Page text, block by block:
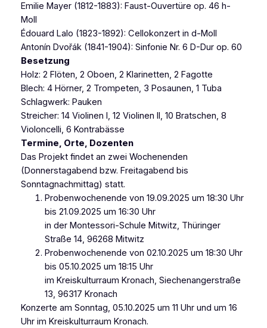
Emilie Mayer (1812-1883): Faust-Ouvertüre op. 46 h-
Moll
Édouard Lalo (1823-1892): Cellokonzert in d-Moll
Antonín Dvořák (1841-1904): Sinfonie Nr. 6 D-Dur op. 60
Besetzung
Holz: 2 Flöten, 2 Oboen, 2 Klarinetten, 2 Fagotte
Blech: 4 Hörner, 2 Trompeten, 3 Posaunen, 1 Tuba
Schlagwerk: Pauken
Streicher: 14 Violinen I, 12 Violinen II, 10 Bratschen, 8
Violoncelli, 6 Kontrabässe
Termine, Orte, Dozenten
Das Projekt findet an zwei Wochenenden
(Donnerstagabend bzw. Freitagabend bis
Sonntagnachmittag) statt.
Probenwochenende von 19.09.2025 um 18:30 Uhr
bis 21.09.2025 um 16:30 Uhr
in der Montessori-Schule Mitwitz, Thüringer
Straße 14, 96268 Mitwitz
Probenwochenende von 02.10.2025 um 18:30 Uhr
bis 05.10.2025 um 18:15 Uhr
im Kreiskulturraum Kronach, Siechenangerstraße
13, 96317 Kronach
Konzerte am Sonntag, 05.10.2025 um 11 Uhr und um 16
Uhr im Kreiskulturraum Kronach.